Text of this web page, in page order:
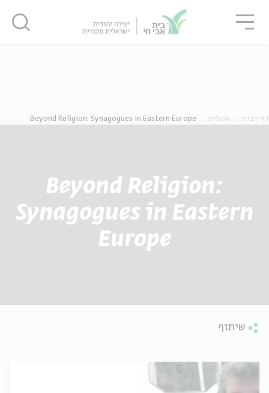
דף הבית
אנגלית Beyond Religion: Synagogues in Eastern Europe
Beyond Religion:
Synagogues in Eastern
Europe
שיתוף
סגור